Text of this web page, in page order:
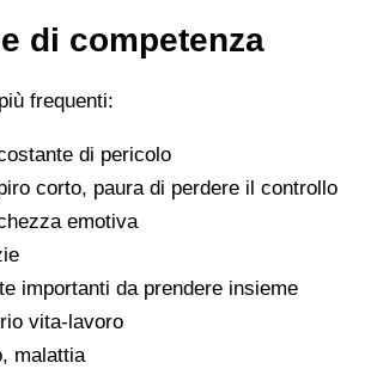
di competenza
frequenti:
di pericolo
corto, paura di perdere il controllo
emotiva
importanti da prendere insieme
vita-lavoro
malattia